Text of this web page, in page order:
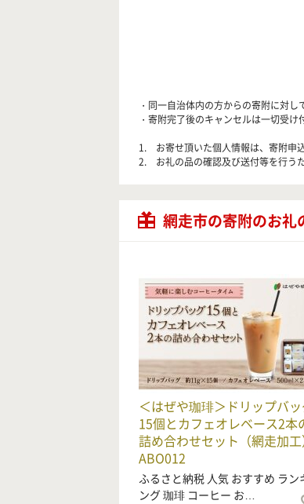
・同一自治体内の方からの寄附に対
・寄附完了後のキャンセルは一切受け
1. お寄せ頂いた個人情報は、寄附申
2. お礼の品の確認及び送付等を行う
網走市の寄附のお礼
＜はぜや珈琲＞ドリップバ
15個とカフェオレベース2本
詰め合わせセット（網走加工
ABO012
ふるさと納税 人気 おすすめ ラン
ング 珈琲 コーヒー お…